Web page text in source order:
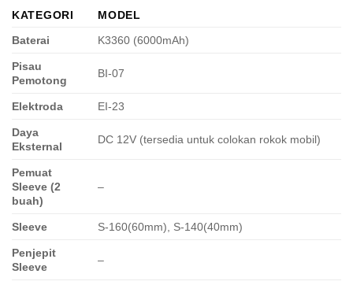
KATEGORI
MODEL
Baterai
K3360 (6000mAh)
Pisau
Pemotong
BI-07
Elektroda EI-23
Daya
Eksternal
DC 12V (tersedia untuk colokan rokok mobil)
Pemuat
Sleeve (2
buah)
–
Sleeve S-160(60mm), S-140(40mm)
Penjepit
Sleeve
–